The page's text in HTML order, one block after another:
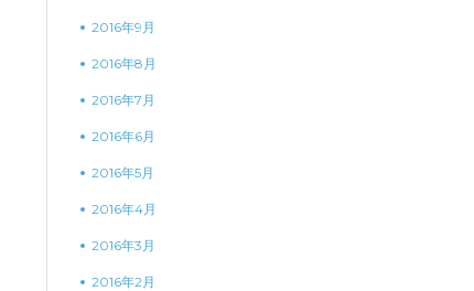
2016年9月
2016年8月
2016年7月
2016年6月
2016年5月
2016年4月
2016年3月
2016年2月